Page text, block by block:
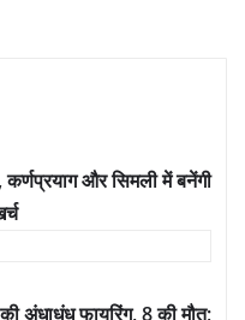
कर्णप्रयाग और सिमली में बनेंगी
अंधाधुंध फायरिंग, 8 की मौत;